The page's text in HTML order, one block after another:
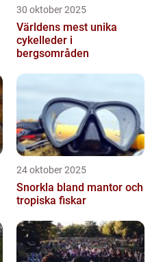
30 oktober 2025
Världens mest unika
cykelleder i
bergsområden
24 oktober 2025
Snorkla bland mantor och
tropiska fiskar